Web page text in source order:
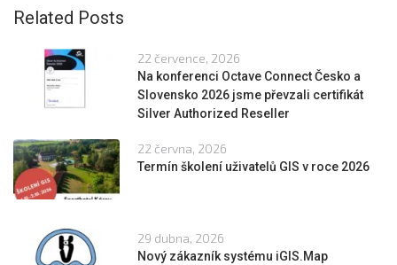
Related Posts
22 července, 2026
Na konferenci Octave Connect Česko a
Slovensko 2026 jsme převzali certifikát
Silver Authorized Reseller
22 června, 2026
Termín školení uživatelů GIS v roce 2026
29 dubna, 2026
Nový zákazník systému iGIS.Map